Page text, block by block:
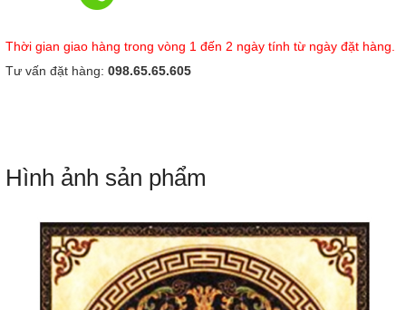
Thời gian giao hàng trong vòng 1 đến 2 ngày tính từ ngày đặt hàng.
Tư vấn đặt hàng: 098.65.65.605
Hình ảnh sản phẩm